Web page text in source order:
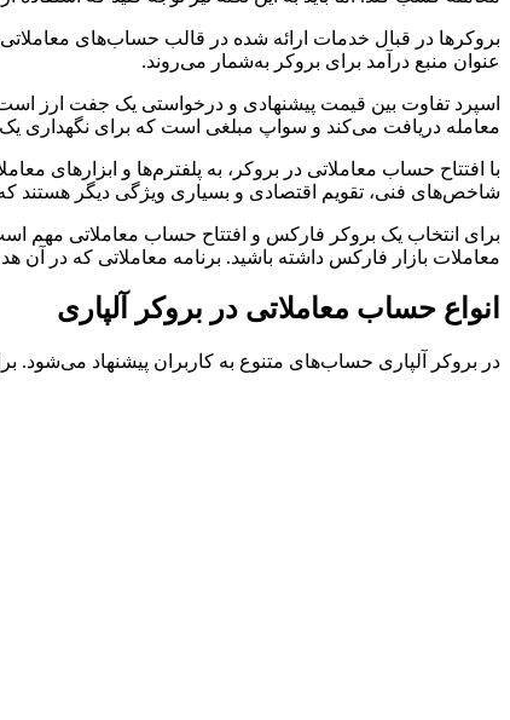
بروکرها در قبال خدمات ارائه شده در قالب حساب‌های
عنوان منبع درآمد برای بروکر به‌شمار می‌روند.
اسپرد تفاوت بین قیمت پیشنهادی و درخواستی یک جفت ارز است.
معامله دریافت می‌کند و سواپ مبلغی است که برای نگهداری
با افتتاح حساب معاملاتی در بروکر، به پلفترم‌ها و ابزارهای
شاخص‌های فنی، تقویم اقتصادی و بسیاری ویژگی دیگر هستند که
برای انتخاب یک بروکر فارکس و افتتاح حساب معاملاتی مهم
معاملات بازار فارکس داشته باشید. برنامه معاملاتی که در
انواع حساب معاملاتی در بروکر آلپاری
در بروکر آلپاری حساب‌های متنوع به کاربران پیشنهاد